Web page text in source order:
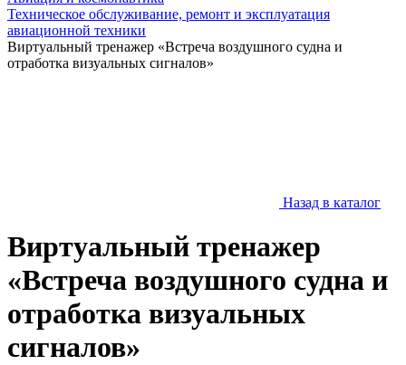
Техническое обслуживание, ремонт и эксплуатация
авиационной техники
Виртуальный тренажер «Встреча воздушного судна и
отработка визуальных сигналов»
Назад в каталог
Виртуальный тренажер
«Встреча воздушного судна и
отработка визуальных
сигналов»